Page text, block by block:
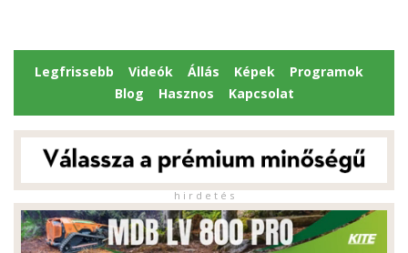
Legfrissebb Videók Állás Képek
Programok
Blog
Hasznos Kapcsolat
h i r d e t é s